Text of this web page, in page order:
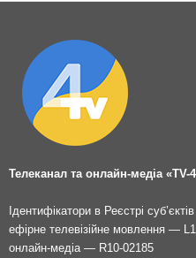
Телеканал та онлайн-медіа «TV-
Ідентифікатори в Реєстрі
ефірне телевізійне мовлення —
онлайн-медіа — R10-02185